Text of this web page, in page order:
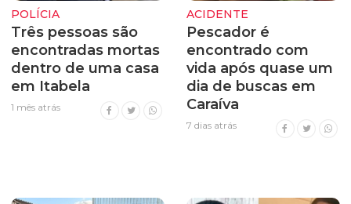
POLÍCIA
Três pessoas são
encontradas mortas
dentro de uma casa
em Itabela
1 mês atrás
ACIDENTE
Pescador é
encontrado com
vida após quase um
dia de buscas em
Caraíva
7 dias atrás